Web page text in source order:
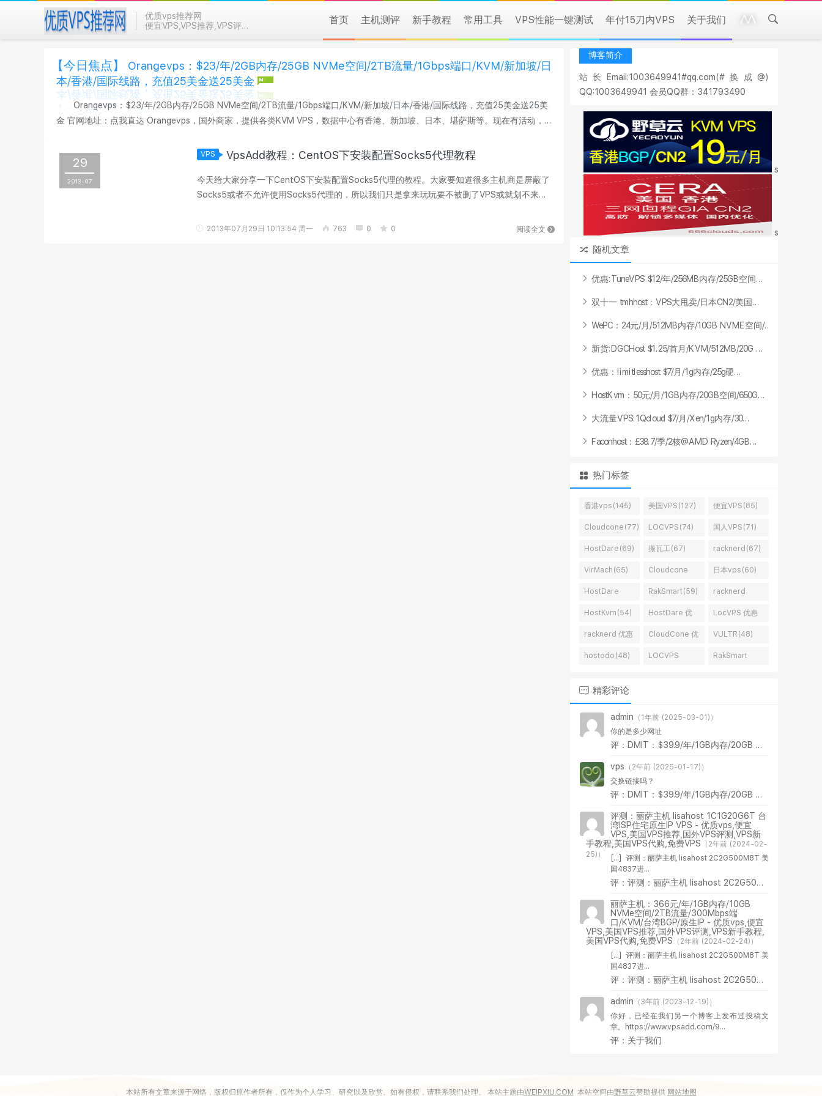
优质vps推荐网
便宜VPS,VPS推荐,VPS评测
首页 主机测评 新手教程 常用工具 VPS性能一键测试 年付15刀内VPS 关于我们
【今日焦点】
Orangevps：$23/年/2GB内存/25GB NVMe空间/2TB流量/1Gbps端口/KVM/新加坡/日
本/香港/国际线路，充值25美金送25美金
Orangevps：$23/年/2GB内存/25GB NVMe空间/2TB流量/1Gbps端口/KVM/新加坡/日本/香港/国际线路，充值25美金送25美
金 官网地址：点我直达 Orangevps，国外商家，提供各类KVM VPS，数据中心有香港、新加坡、日本、堪萨斯等。现在有活动，
29
2013-07
VPS VpsAdd教程：CentOS下安装配置Socks5代理教程
今天给大家分享一下CentOS下安装配置Socks5代理的教程。大家要知道很多主机商是屏蔽了
Socks5或者不允许使用Socks5代理的，所以我们只是拿来玩玩要不被删了VPS或就划不来
阅读全文
2013年07月29日 10:13:54 周一 763 0 0
博客简介
站长Email:1003649941#qq.com(#换成@)
QQ:1003649941 会员QQ群：341793490
随机文章
优惠:TuneVPS $1 2/年/256M B内存/25GB空间...
双十一 tmhhost： VPS大甩卖/日本CN2/美国...
WePC ： 24元/月 /51 2M B内存/10GB NVM E空间/..
新货: DGCHost $1 .25/首月 /KVM/51 2M B/20G ...
优惠 ： imitlesshost $7/月 /1g内存/25g硬...
HostKvm ： 50元/月 /1GB内存/20GB空间/650G...
大流量VPS:1Qcl oud $7/月 /Xen/1g内存/30...
Faconhost： £38.7/季/2核@AM D Ryzen/4GB...
热门标签
香港vps(145) 美国VPS(127) 便宜VPS(85)
Cloudcone(77) LOCVPS(74) 国人VPS(71)
HostDare(69) 搬瓦工(67) racknerd(67)
VirMach(65) Cloudcone
vps(65)
日本vps(60)
HostDare
vps(59)
RakSmart(59) racknerd
vps(58)
HostKvm(54) HostDare 优
惠码(53)
LocVPS 优惠
码(51)
racknerd 优惠
码(51)
CloudCone 优
惠码(50)
VULTR(48)
hostodo(48) LOCVPS RakSmart
精彩评论
admin （1年前 (2025-03-01)）
你的是多少网址
评：DMIT：$39.9/年/1GB内存/20GB SSD空间/1TB流量/1Gbps端口/KVM/洛杉矶CMIN2/洛杉矶CN2 GIA/香港CN2 GIA
vps （2年前 (2025-01-17)）
交换链接吗？
评：DMIT：$39.9/年/1GB内存/20GB SSD空间/1TB流量/1Gbps端口/KVM/洛杉矶CMIN2/洛杉矶CN2 GIA/香港CN2 GIA
评测：丽萨主机 lisahost 1C1G20G6T 台
湾ISP住宅原生IP VPS - 优质vps,便宜
VPS,美国VPS推荐,国外VPS评测,VPS新
手教程,美国VPS代购,免费VPS （2年前 (2024-02-
25)）
[…] 评测：丽萨主机 lisahost 2C2G500M8T 美
国4837进...
评：评测：丽萨主机 lisahost 2C2G500M8T 美国4837进阶版VPS
丽萨主机：366元/年/1GB内存/10GB
NVMe空间/2TB流量/300Mbps端
口/KVM/台湾BGP/原生IP - 优质vps,便宜
VPS,美国VPS推荐,国外VPS评测,VPS新手教程,
美国VPS代购,免费VPS （2年前 (2024-02-24)）
[…] 评测：丽萨主机 lisahost 2C2G500M8T 美
国4837进...
评：评测：丽萨主机 lisahost 2C2G500M8T 美国4837进阶版VPS
admin （3年前 (2023-12-19)）
你好，已经在我们另一个博客上发布过投稿文
章。https://www.vpsadd.com/9...
评：关于我们
本站所有文章来源于网络，版权归原作者所有，仅作为个人学习、研究以及欣赏。如有侵权，请联系我们处理。 本站主题由WEIPXIU.COM 本站空间由野草云赞助提供 网站地图